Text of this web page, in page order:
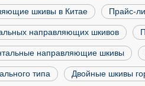
шкивы в Китае Прайс-
направляющих шкивов
направляющие шкивы
типа Двойные шкивы